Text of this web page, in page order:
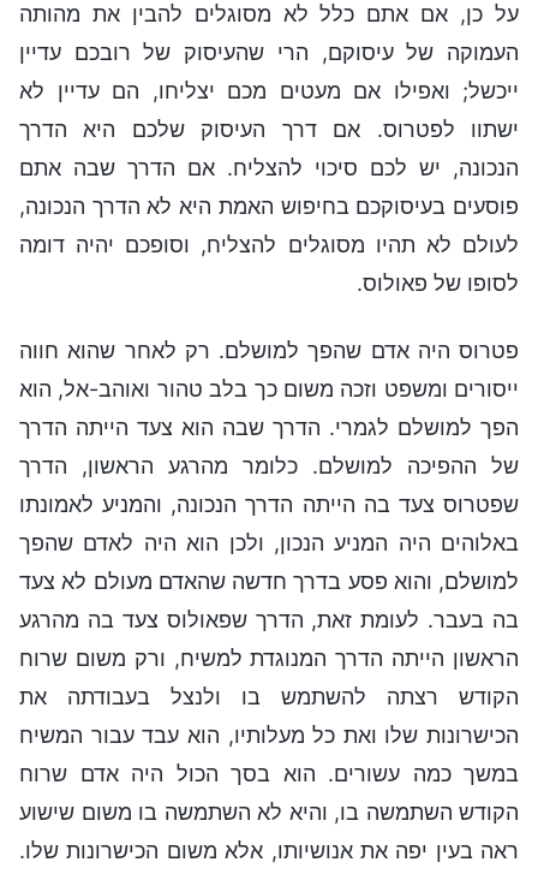
על כן, אם אתם כלל לא מסוגלים להבין את מהותה
העמוקה של עיסוקם, הרי שהעיסוק של רובכם עדיין
ייכשל; ואפילו אם מעטים מכם יצליחו, הם עדיין לא
ישתוו לפטרוס. אם דרך העיסוק שלכם היא הדרך
הנכונה, יש לכם סיכוי להצליח. אם הדרך שבה אתם
פוסעים בעיסוקכם בחיפוש האמת היא לא הדרך הנכונה,
לעולם לא תהיו מסוגלים להצליח, וסופכם יהיה דומה
לסופו של פאולוס.
פטרוס היה אדם שהפך למושלם. רק לאחר שהוא חווה
ייסורים ומשפט וזכה משום כך בלב טהור ואוהב-אל, הוא
הפך למושלם לגמרי. הדרך שבה הוא צעד הייתה הדרך
של ההפיכה למושלם. כלומר מהרגע הראשון, הדרך
שפטרוס צעד בה הייתה הדרך הנכונה, והמניע לאמונתו
באלוהים היה המניע הנכון, ולכן הוא היה לאדם שהפך
למושלם, והוא פסע בדרך חדשה שהאדם מעולם לא צעד
בה בעבר. לעומת זאת, הדרך שפאולוס צעד בה מהרגע
הראשון הייתה הדרך המנוגדת למשיח, ורק משום שרוח
הקודש רצתה להשתמש בו ולנצל בעבודתה את
הכישרונות שלו ואת כל מעלותיו, הוא עבד עבור המשיח
במשך כמה עשורים. הוא בסך הכול היה אדם שרוח
הקודש השתמשה בו, והיא לא השתמשה בו משום שישוע
ראה בעין יפה את אנושיותו, אלא משום הכישרונות שלו.